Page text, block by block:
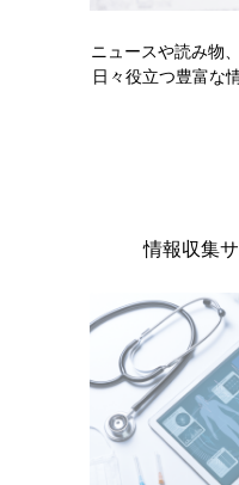
等を行いますが、拒絶反
科と、交互に受診しても
ことによって泌尿器科医
腎移植の素晴らしさは何
日〜1日で大幅に改善す
かった患者さんが「排尿
して喜ばれることも少な
復が見られる医療は他に
腎移植の手術は、無事に
ニュースや読み物
日々役立つ豊富な
情報収集